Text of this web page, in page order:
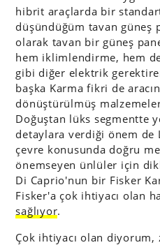
hibrit araçlarda bir
düşündüğüm tavan güneş
olarak tavan bir güneş
hem iklimlendirme, hem
gibi diğer elektrik
başka Karma fikri de
dönüştürülmüş
Doğuştan lüks segmentte
detaylara verdiği önem de
çevre konusunda doğru
önemseyen ünlüler için
Di Caprio'nun bir Fisker
Fisker'a çok ihtiyacı olan
sağlıyor.
Çok ihtiyacı olan diyorum,